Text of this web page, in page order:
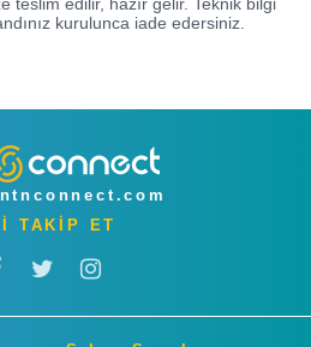
teslim edilir, hazır gelir. Teknik bilgi
kurulunca iade edersiniz.
TAKİP ET